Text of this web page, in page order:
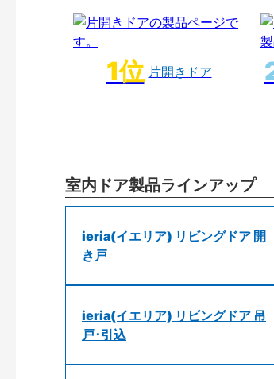
片開きドア
室内ドア製品ラインアップ
ieria(イエリア) リビングドア 開
き戸
ieria(イエリア) リビングドア 吊
戸･引込